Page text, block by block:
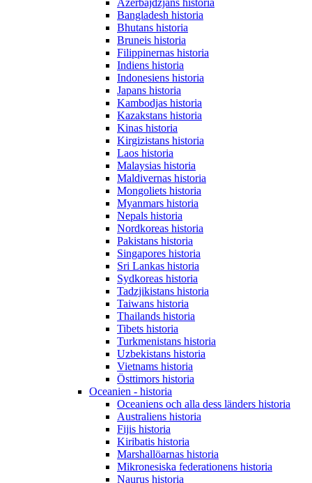
Bangladesh historia
Bhutans historia
Bruneis historia
Filippinernas historia
Indiens historia
Indonesiens historia
Japans historia
Kambodjas historia
Kazakstans historia
Kinas historia
Kirgizistans historia
Laos historia
Malaysias historia
Maldivernas historia
Mongoliets historia
Myanmars historia
Nepals historia
Nordkoreas historia
Pakistans historia
Singapores historia
Sri Lankas historia
Sydkoreas historia
Tadzjikistans historia
Taiwans historia
Thailands historia
Tibets historia
Turkmenistans historia
Uzbekistans historia
Vietnams historia
Östtimors historia
Oceanien - historia
Oceaniens och alla dess länders historia
Australiens historia
Fijis historia
Kiribatis historia
Marshallöarnas historia
Mikronesiska federationens historia
Naurus historia